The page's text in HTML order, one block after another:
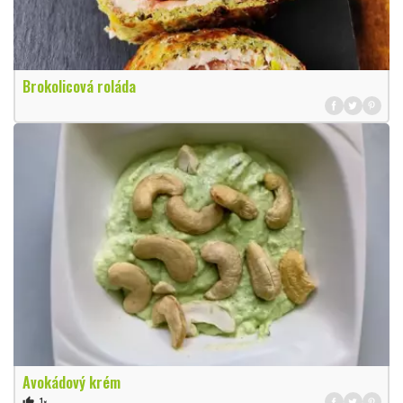
Brokolicová roláda
Avokádový krém